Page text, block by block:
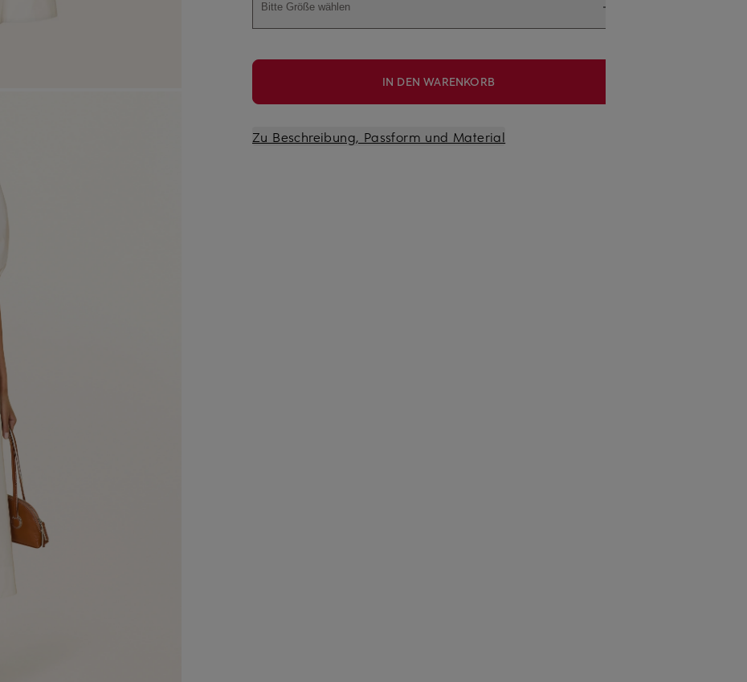
Bitte Größe wählen
IN DEN WARENKORB
Zu Beschreibung, Passform und Material